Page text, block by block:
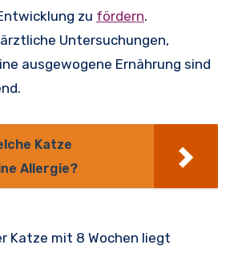
zu fördern.
Untersuchungen,
ausgewogene Ernährung sind
Katze
Allergie?
Katze mit 8 Wochen liegt